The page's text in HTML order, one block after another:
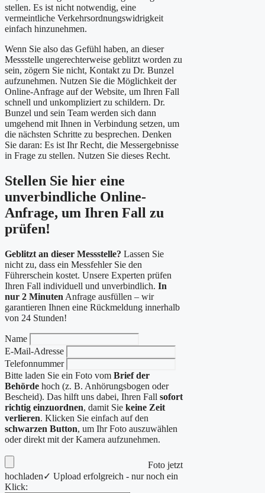
stellen. Es ist nicht notwendig, eine
vermeintliche Verkehrsordnungswidrigkeit
einfach hinzunehmen.
Wenn Sie also das Gefühl haben, an dieser
Messstelle ungerechterweise geblitzt worden zu
sein, zögern Sie nicht, Kontakt zu Dr. Bunzel
aufzunehmen. Nutzen Sie die Möglichkeit der
Online-Anfrage auf der Website, um Ihren Fall
schnell und unkompliziert zu schildern. Dr.
Bunzel und sein Team werden sich dann
umgehend mit Ihnen in Verbindung setzen, um
die nächsten Schritte zu besprechen. Denken
Sie daran: Es ist Ihr Recht, die Messergebnisse
in Frage zu stellen. Nutzen Sie dieses Recht.
Stellen Sie hier eine
unverbindliche Online-
Anfrage, um Ihren Fall zu
prüfen!
Geblitzt an dieser Messstelle? Lassen Sie
nicht zu, dass ein Messfehler Sie den
Führerschein kostet. Unsere Experten prüfen
Ihren Fall individuell und unverbindlich. In
nur 2 Minuten Anfrage ausfüllen – wir
garantieren Ihnen eine Rückmeldung innerhalb
von 24 Stunden!
Name
E-Mail-Adresse
Telefonnummer
Bitte laden Sie ein Foto vom Brief der
Behörde hoch (z. B. Anhörungsbogen oder
Bescheid). Das hilft uns dabei, Ihren Fall sofort
richtig einzuordnen, damit Sie keine Zeit
verlieren. Klicken Sie einfach auf den
schwarzen Button, um Ihr Foto auszuwählen
oder direkt mit der Kamera aufzunehmen.
Foto jetzt
hochladen✓ Upload erfolgreich - nur noch ein
Klick: